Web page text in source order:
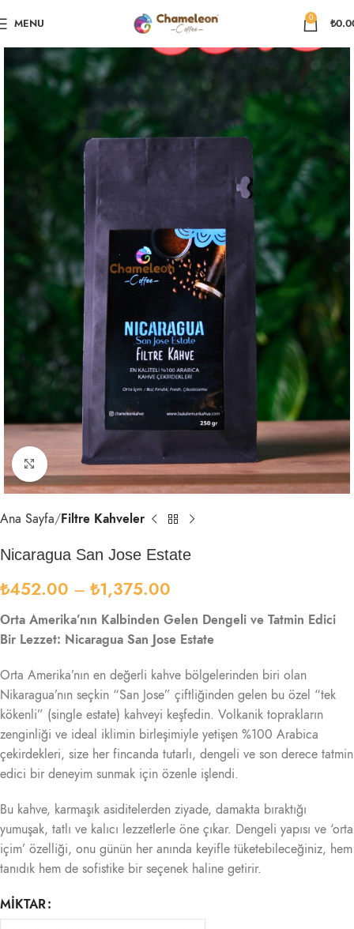
MENU 0 ₺
Click to enlarge
Ana Sayfa Filtre Kahveler
Nicaragua San Jose Estate
₺452.00 – ₺1,375.00
Orta Amerika’nın Kalbinden Gelen Dengeli ve Tatmin Edici
Bir Lezzet: Nicaragua San Jose Estate
Orta Amerika’nın en değerli kahve bölgelerinden biri olan
Nikaragua’nın seçkin “San Jose” çiftliğinden gelen bu özel “tek
kökenli” (single estate) kahveyi keşfedin. Volkanik toprakların
zenginliği ve ideal iklimin birleşimiyle yetişen %100 Arabica
çekirdekleri, size her fincanda tutarlı, dengeli ve son derece tatmin
edici bir deneyim sunmak için özenle işlendi.
Bu kahve, karmaşık asiditelerden ziyade, damakta bıraktığı
yumuşak, tatlı ve kalıcı lezzetlerle öne çıkar. Dengeli yapısı ve ‘orta
içim’ özelliği, onu günün her anında keyifle tüketebileceğiniz, hem
tanıdık hem de sofistike bir seçenek haline getirir.
MIKTAR